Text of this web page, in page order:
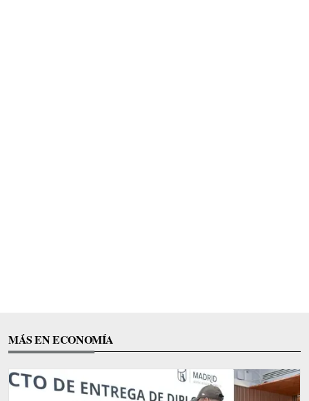
MÁS EN ECONOMÍA